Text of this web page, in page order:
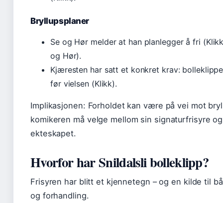
Bryllupsplaner
Se og Hør melder at han planlegger å fri
og Hør).
Kjæresten har satt et konkret krav:
før vielsen (Klikk).
Implikasjonen: Forholdet kan være på vei mot
komikeren må velge mellom sin signaturfrisyre og
ekteskapet.
Hvorfor har Snildalsli bolleklipp?
Frisyren har blitt et kjennetegn – og en kilde til
og forhandling.